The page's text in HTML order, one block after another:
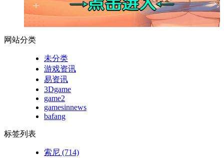
网站分类
未分类
游戏资讯
易资讯
3Dgame
game2
gamesinnews
bafang
标签列表
索尼 (714)